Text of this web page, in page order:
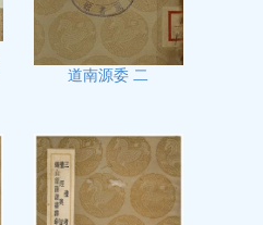
道南源委 二